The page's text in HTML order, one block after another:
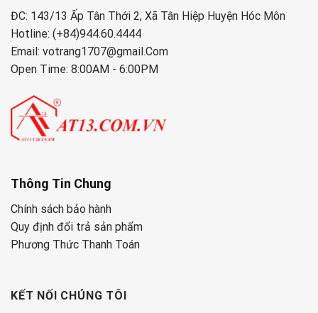
ĐC: 143/13 Ấp Tân Thới 2, Xã Tân Hiệp Huyện Hóc Môn
Hotline: (+84)944.60.4444
Email: votrang1707@gmail.Com
Open Time: 8:00AM - 6:00PM
Thông Tin Chung
Chính sách bảo hành
Quy định đổi trả sản phẩm
Phương Thức Thanh Toán
KẾT NỐI CHÚNG TÔI